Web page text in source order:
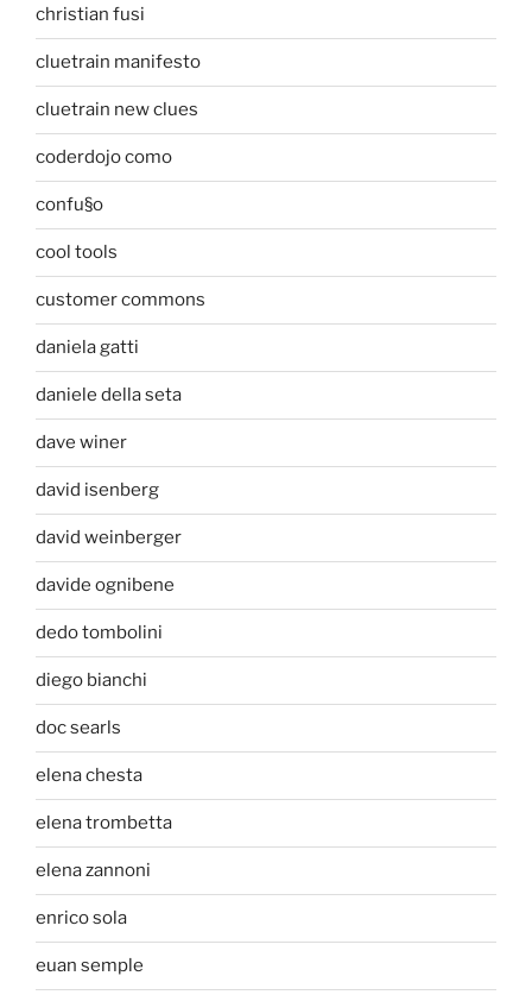
christian fusi
cluetrain manifesto
cluetrain new clues
coderdojo como
confu§o
cool tools
customer commons
daniela gatti
daniele della seta
dave winer
david isenberg
david weinberger
davide ognibene
dedo tombolini
diego bianchi
doc searls
elena chesta
elena trombetta
elena zannoni
enrico sola
euan semple